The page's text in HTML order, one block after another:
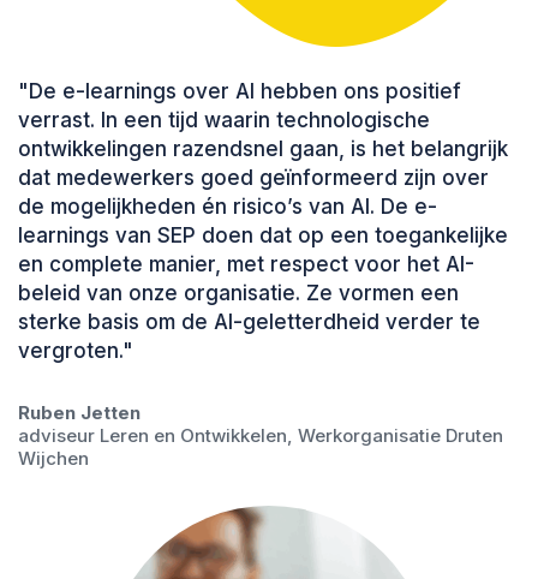
"De e-learnings over AI hebben ons positief
verrast. In een tijd waarin technologische
ontwikkelingen razendsnel gaan, is het belangrijk
dat medewerkers goed geïnformeerd zijn over
de mogelijkheden én risico’s van AI. De e-
learnings van SEP doen dat op een toegankelijke
en complete manier, met respect voor het AI-
beleid van onze organisatie. Ze vormen een
sterke basis om de AI-geletterdheid verder te
vergroten."
Ruben Jetten
adviseur Leren en Ontwikkelen, Werkorganisatie Druten
Wijchen